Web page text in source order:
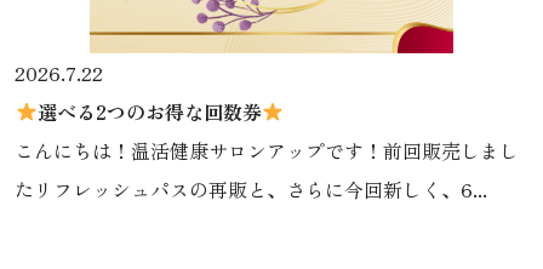
2026.7.22
選べる2つのお得な回数券
こんにちは！温活健康サロンアップです！前回販売しまし
たリフレッシュパスの再販と、さらに今回新しく、6...